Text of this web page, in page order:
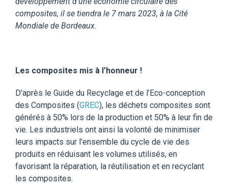
composites, il se tiendra le 7 mars 2023, à la Cité
Mondiale de Bordeaux.
Les composites mis à l’honneur !
D’après le Guide du Recyclage et de l’Eco-conception
des Composites (GREC), les déchets composites sont
générés à 50% lors de la production et 50% à leur fin de
vie. Les industriels ont ainsi la volonté de minimiser
leurs impacts sur l’ensemble du cycle de vie des
produits en réduisant les volumes utilisés, en
favorisant la réparation, la réutilisation et en recyclant
les composites.